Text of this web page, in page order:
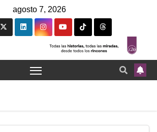
agosto 7, 2026